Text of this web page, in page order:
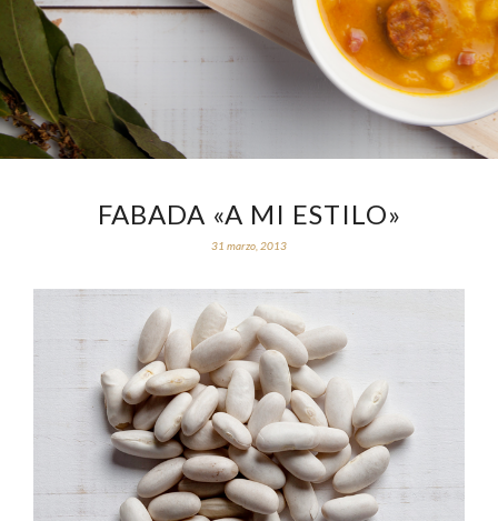
FABADA «A MI ESTILO»
31 marzo, 2013